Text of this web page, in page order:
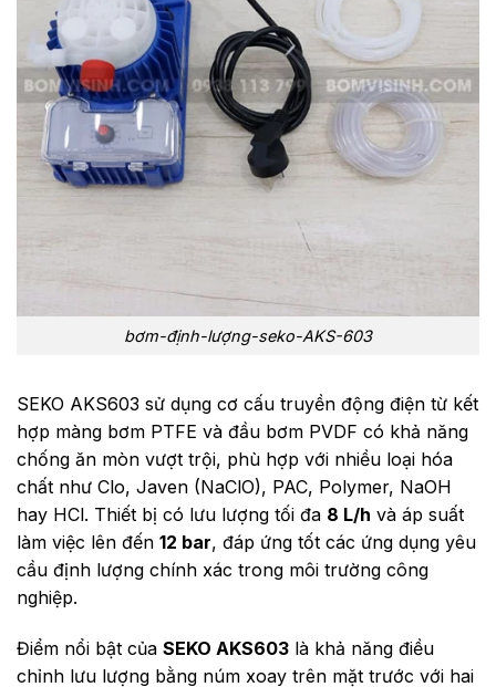
bơm-định-lượng-seko-AKS-603
SEKO AKS603 sử dụng cơ cấu truyền động điện từ kết
hợp màng bơm PTFE và đầu bơm PVDF có khả năng
chống ăn mòn vượt trội, phù hợp với nhiều loại hóa
chất như Clo, Javen (NaClO), PAC, Polymer, NaOH
hay HCl. Thiết bị có lưu lượng tối đa 8 L/h và áp suất
làm việc lên đến 12 bar, đáp ứng tốt các ứng dụng yêu
cầu định lượng chính xác trong môi trường công
nghiệp.
Điểm nổi bật của SEKO AKS603 là khả năng điều
chỉnh lưu lượng bằng núm xoay trên mặt trước với hai